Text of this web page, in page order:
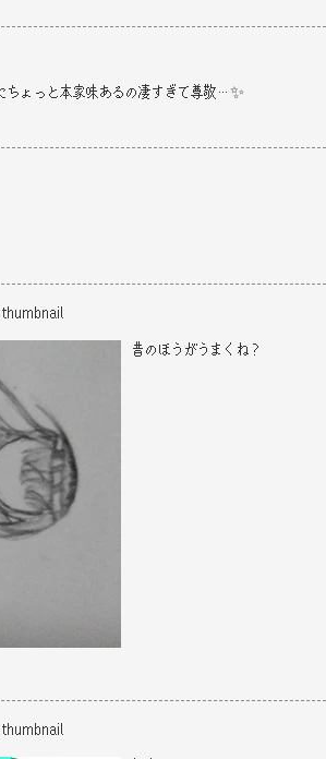
ちょっと本家味あるの凄すぎて尊敬…✨
昔のほうがうまくね？